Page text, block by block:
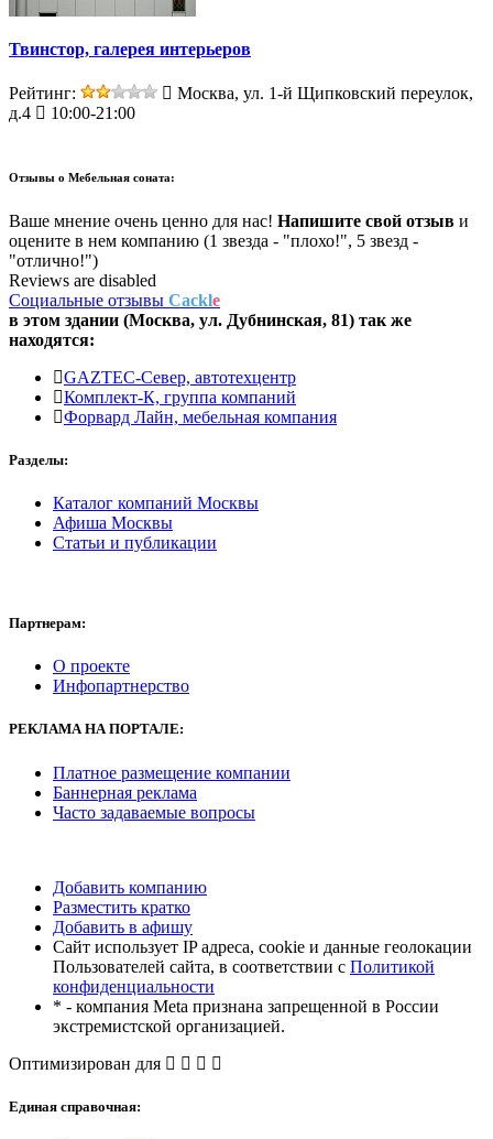
Твинстор, галерея интерьеров
Рейтинг:
Москва, ул. 1-й Щипковский переулок,
д.4
10:00-21:00
Отзывы о Мебельная соната:
Ваше мнение очень ценно для нас! Напишите свой отзыв и
оцените в нем компанию (1 звезда - "плохо!", 5 звезд -
"отлично!")
Reviews are disabled
Социальные отзывы Cackle
в этом здании (Москва, ул. Дубнинская, 81) так же
находятся:
GAZTEC-Север, автотехцентр
Комплект-К, группа компаний
Форвард Лайн, мебельная компания
Разделы:
Каталог компаний Москвы
Афиша Москвы
Статьи и публикации
Партнерам:
О проекте
Инфопартнерство
РЕКЛАМАНА ПОРТАЛЕ:
Платное размещение компании
Баннерная реклама
Часто задаваемые вопросы
Добавить компанию
Разместить кратко
Добавить в афишу
Сайт использует IP адреса, cookie и данные геолокации
Пользователей сайта, в соответствии с Политикой
конфиденциальности
* - компания Meta признана запрещенной в России
экстремистской организацией.
Оптимизирован для
Единая справочная: